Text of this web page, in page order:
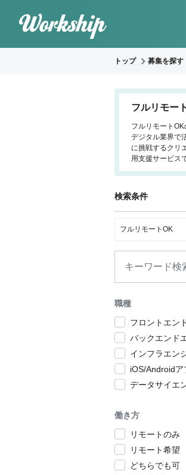
トップ 募集を探す
フルリモー
フルリモート
デジタル業界で
に挑戦するクリ
用支援サービス
検索条件
フルリモートOK
職種
フロントエン
バックエンド
インフラエン
iOS/Android
データサイエ
働き方
リモートのみ
リモート希望
どちらでも可